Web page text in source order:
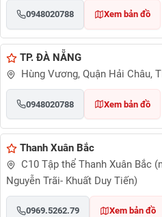
0948020788 Xem bản đồ
TP. ĐÀ NẴNG
Hùng Vương, Quận Hải Châu,
0948020788 Xem bản đồ
Thanh Xuân Bắc
C10 Tập thể Thanh Xuân Bắc
Nguyễn Trãi- Khuất Duy Tiến)
0969.5262.79 Xem bản đồ